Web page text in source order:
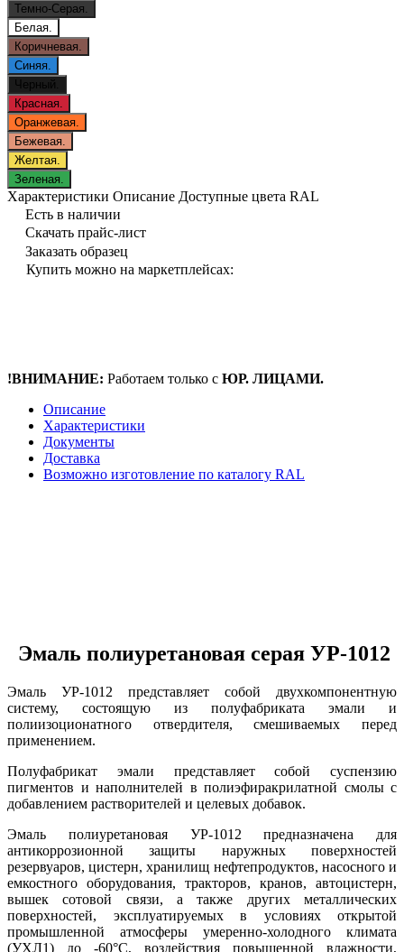
Темно-Серая.
Белая.
Коричневая.
Синяя.
Черный.
Красная.
Оранжевая.
Бежевая.
Желтая.
Зеленая.
Характеристики Описание Доступные цвета RAL
Есть в наличии
Скачать прайс-лист
Заказать образец
Купить можно на маркетплейсах:
!ВНИМАНИЕ: Работаем только с ЮР. ЛИЦАМИ.
Описание
Характеристики
Документы
Доставка
Возможно изготовление по каталогу RAL
Эмаль полиуретановая серая УР-1012
Эмаль УР-1012 представляет собой двухкомпонентную
систему, состоящую из полуфабриката эмали и
полиизоционатного отвердителя, смешиваемых перед
применением.
Полуфабрикат эмали представляет собой суспензию
пигментов и наполнителей в полиэфиракрилатной смолы с
добавлением растворителей и целевых добавок.
Эмаль полиуретановая УР-1012 предназначена для
антикоррозионной защиты наружных поверхностей
резервуаров, цистерн, хранилищ нефтепродуктов, насосного и
емкостного оборудования, тракторов, кранов, автоцистерн,
вышек сотовой связи, а также других металлических
поверхностей, эксплуатируемых в условиях открытой
промышленной атмосферы умеренно-холодного климата
(УХЛ1) до -60°С, воздействия повышенной влажности,